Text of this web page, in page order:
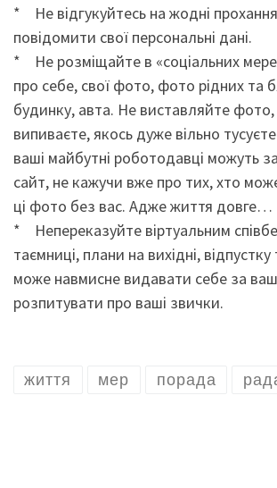
* Не відгукуйтесь на жодні прохання
повідомити свої персональні дані.
* Не розміщайте в «соціальних
про себе, свої фото, фото рідних та
будинку, авта. Не виставляйте
випиваєте, якось дуже вільно
ваші майбутні роботодавці можуть
сайт, не кажучи вже про тих, хто
ці фото без вас. Адже життя довге…
* Непереказуйте віртуальним
таємниці, плани на вихідні,
може навмисне видавати себе за
розпитувати про ваші звички.
життя мер порада